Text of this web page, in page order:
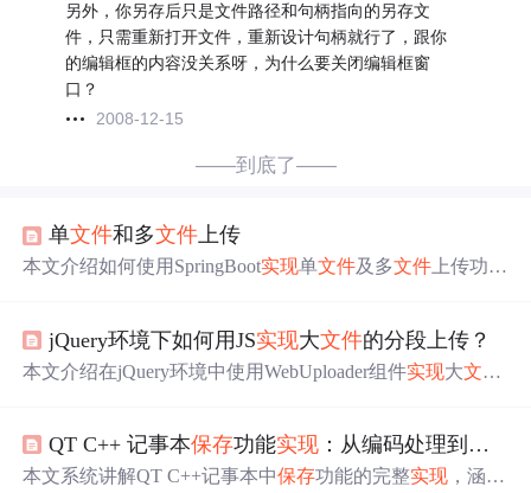
另外，你另存后只是文件路径和句柄指向的另存文
件，只需重新打开文件，重新设计句柄就行了，跟你
的编辑框的内容没关系呀，为什么要关闭编辑框窗
口？
2008-12-15
——到底了——
单文件和多文件上传
本文介绍如何使用SpringBoot实现单文件及多文件 上传功
jQuery环境下如何用JS实现大文件的分段上传？
本文介绍在jQuery环境中使用WebUploader组件实现大文件
见问题应对策略。
QT C++ 记事本保存功能实现 ：从编码处理到状态管理的完整指南
本文系统讲解QT C++记事本中保存功能的完整实现 ，涵盖